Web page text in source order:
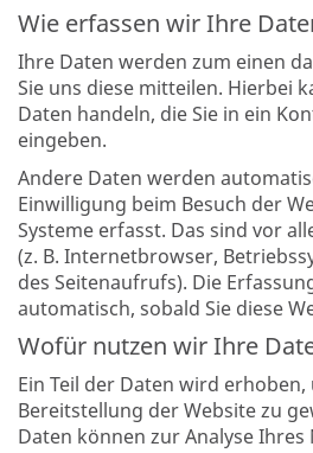
Wie erfassen wir Ihre
Ihre Daten werden zum einen
Sie uns diese mitteilen. Hierbei
Daten handeln, die Sie in ein
eingeben.
Andere Daten werden
Einwilligung beim Besuch der
Systeme erfasst. Das sind vor
(z. B. Internetbrowser,
des Seitenaufrufs). Die
automatisch, sobald Sie diese
Wofür nutzen wir Ihre
Ein Teil der Daten wird
Bereitstellung der Website zu
Daten können zur Analyse